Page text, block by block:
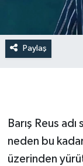
Paylaş
Barış Reus
neden bu
üzerinden